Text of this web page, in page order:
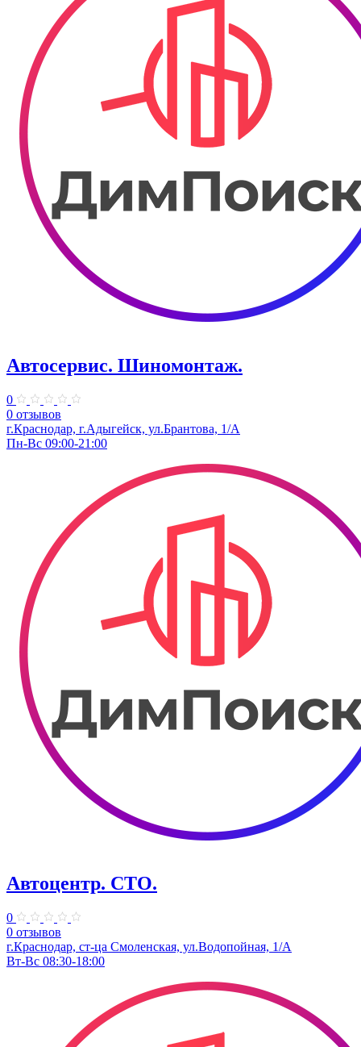
Автосервис. Шиномонтаж.
0
0 отзывов
г.Краснодар, г.Адыгейск, ул.Брантова, 1/А
Пн-Вс 09:00-21:00
Автоцентр. СТО.
0
0 отзывов
г.Краснодар, ст-ца Смоленская, ул.Водопойная, 1/А
Вт-Вс 08:30-18:00